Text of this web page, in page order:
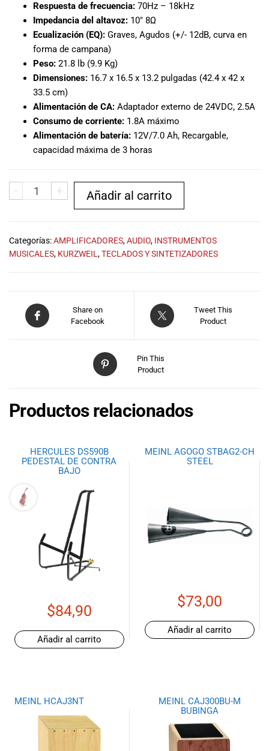
aquí para
ayudarte a
encontrar el
instrumento o
equipo de
audio
adecuado para
ti, y ofrecerte el
mejor servicio
al cliente
posible.
Además,
precios
competitivos y
clientes. Ven a
visitarnos en
compra en
línea a través
página web y
recibe tu
pedido en la
tu hogar.
¡Descubre el
Import Music
Respuesta de frecuencia: 70Hz – 18kHz
Impedancia del altavoz: 10″ 8Ω
Ecualización (EQ): Graves, Agudos (+/- 12dB, curva en
forma de campana)
Peso: 21.8 lb (9.9 Kg)
Dimensiones: 16.7 x 16.5 x 13.2 pulgadas (42.4 x 42 x
33.5 cm)
Alimentación de CA: Adaptador externo de 24VDC, 2.5A
Consumo de corriente: 1.8A máximo
Alimentación de batería: 12V/7.0 Ah, Recargable,
capacidad máxima de 3 horas
- + Añadir al carrito
Categorías:AMPLIFICADORES,AUDIO, INSTRUMENTOS
MUSICALES, KURZWEIL ,TECLADOS Y SINTETIZADORES
Share on
Facebook
Tweet This
Product
Pin This
Product
Productos relacionados
HERCULES DS590B
PEDESTAL DE CONTRA
BAJO
$84,90
Añadir al carrito
MEINL AGOGO STBAG2-CH
STEEL
$73,00
Añadir al carrito
MEINL HCAJ3NT
MEINL CAJ300BU-M
BUBINGA